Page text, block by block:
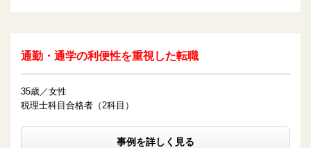
通勤・通学の利便性を重視した転職
35歳／女性
税理士科目合格者（2科目）
事例を詳しく見る